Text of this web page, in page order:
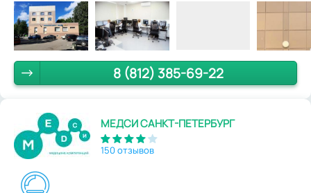
8 (812) 385-69-22
МЕДСИ САНКТ-ПЕТЕРБУРГ
150 отзывов